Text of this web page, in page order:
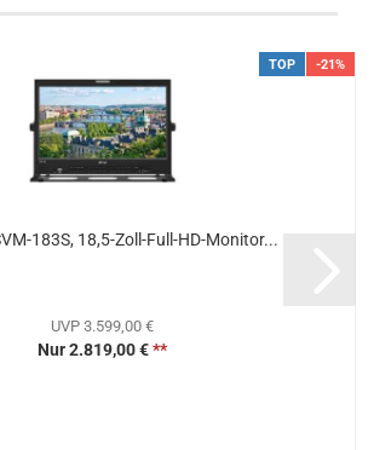
TOP -21%
183S, 18,5-Zoll-Full-HD-Monitor...
UVP 3.599,00 €
Nur 2.819,00 €**